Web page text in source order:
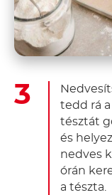
tedd rá
tésztát
és
nedves
órán
a tészta.